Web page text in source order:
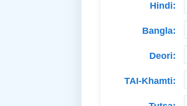
Hindi:
Bangla:
Deori:
TAI-Khamti: